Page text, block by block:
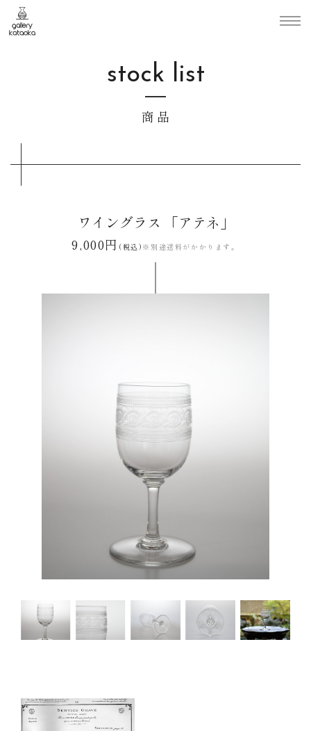
stock list
商品
ワイングラス 「アテネ」
9,000円 (税込) ※別途送料がかかります。